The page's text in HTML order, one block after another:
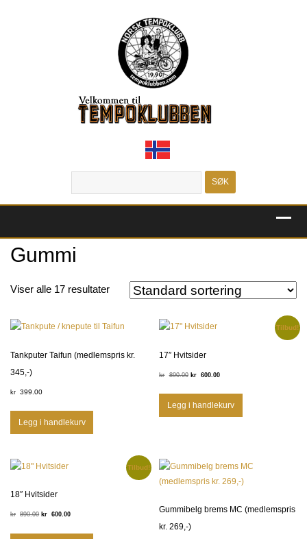
Gummi
Viser alle 17 resultater
Tankputer Taifun (medlemspris kr.
345,-)
kr 399.00
Legg i handlekurv
Tilbud!
17″ Hvitsider
kr 890.00 kr 600.00
Legg i handlekurv
Tilbud!
18″ Hvitsider
kr 890.00 kr 600.00
Gummibelg brems MC (medlemspris
kr. 269,-)